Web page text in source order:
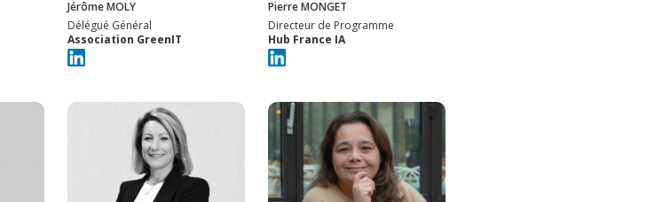
Jérôme MOLY
Délégué Général
Association GreenIT
Pierre MONGET
Directeur de Programme
Hub France IA